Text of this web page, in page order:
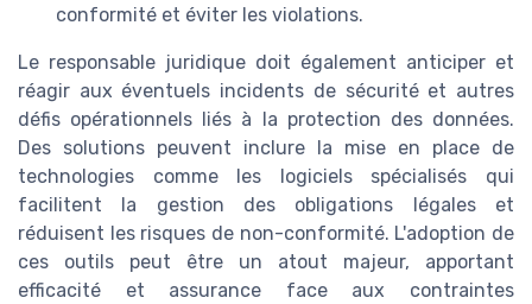
conformité et éviter les violations.
Le responsable juridique doit également anticiper et
réagir aux éventuels incidents de sécurité et autres
défis opérationnels liés à la protection des données.
Des solutions peuvent inclure la mise en place de
technologies comme les logiciels spécialisés qui
facilitent la gestion des obligations légales et
réduisent les risques de non-conformité. L'adoption de
ces outils peut être un atout majeur, apportant
efficacité et assurance face aux contraintes